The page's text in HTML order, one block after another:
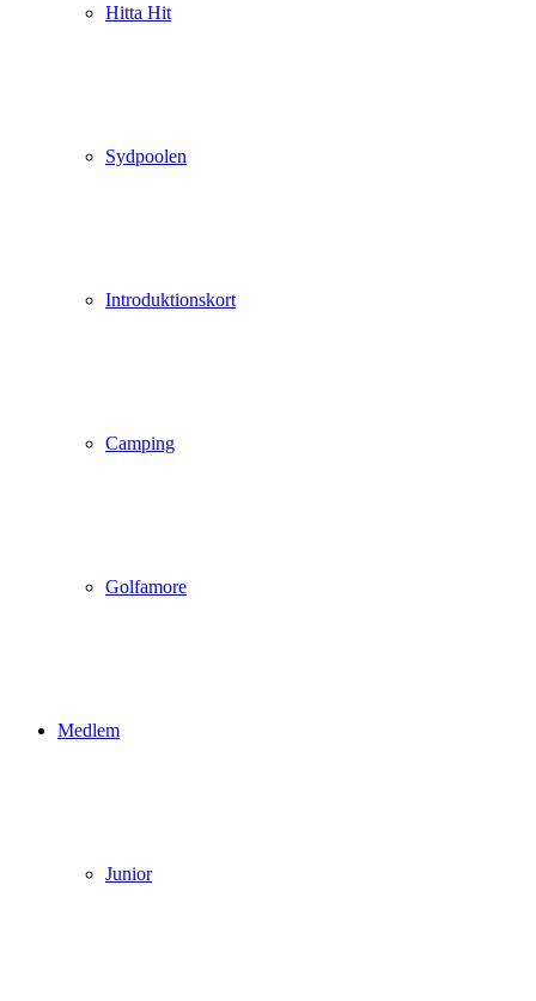
Hitta Hit
Sydpoolen
Introduktionskort
Camping
Golfamore
Medlem
Junior